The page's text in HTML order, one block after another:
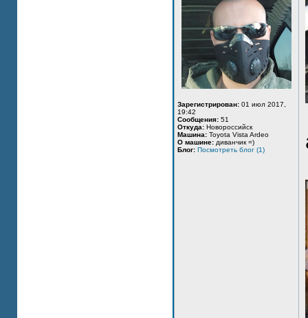
Зарегистрирован: 01 июл 2017,
19:42
Сообщения: 51
Откуда: Новороссийск
Машина: Toyota Vista Ardeo
О машине: диванчик =)
Блог: Посмотреть блог (1)